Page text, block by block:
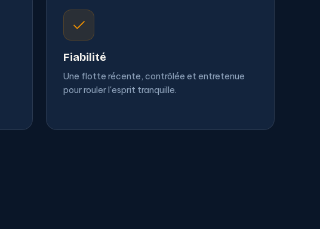
Fiabilité
Une flotte récente, contrôlée et entretenue
pour rouler l'esprit tranquille.